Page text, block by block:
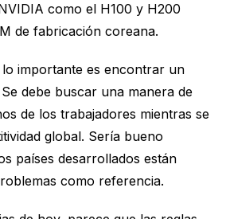
como el H100 y H200
de fabricación coreana.
lo importante es encontrar un
debe buscar una manera de
de los trabajadores mientras se
global. Sería bueno
países desarrollados están
como referencia.